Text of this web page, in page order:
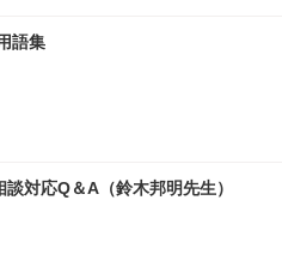
語集
対応Q＆A（鈴木邦明先生）